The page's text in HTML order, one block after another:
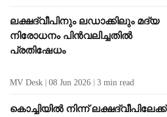
ലക്ഷദ്വീപിനും ലഡാക്കിലും മദ്യ
നിരോധനം പിൻവലിച്ചതിൽ
പ്രതിഷേധം
MV Desk 08 Jun 2026 3 min read
കൊച്ചിയിൽ നിന്ന് ലക്ഷദ്വീപിലേക്ക്